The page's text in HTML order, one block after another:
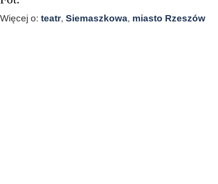
Więcej o: teatr, Siemaszkowa, miasto Rzeszów